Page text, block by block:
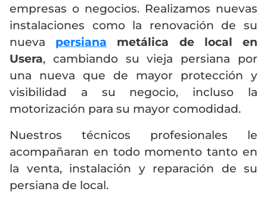
empresas o negocios. Realizamos nuevas
instalaciones como la renovación de su
nueva persiana metálica de local en
Usera, cambiando su vieja persiana por
una nueva que de mayor protección y
visibilidad a su negocio, incluso la
motorización para su mayor comodidad.
Nuestros técnicos profesionales le
acompañaran en todo momento tanto en
la venta, instalación y reparación de su
persiana de local.